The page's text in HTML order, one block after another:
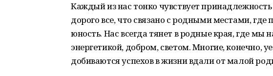
Каждый из нас тонко чувствует
дорого все, что связано с родными местами, где
юность. Нас всегда тянет в родные края, где мы
энергетикой, добром, светом. Многие, конечно,
добиваются успехов в жизни вдали от малой